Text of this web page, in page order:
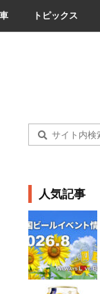
トピックス
人気記事